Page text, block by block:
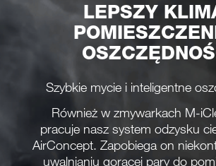
LEPSZY
Szybkie mycie i inteligentne
Również w zmywarkach M-
pracuje nasz system odzysku
AirConcept. Zapobiega on
uwalnianiu gorącej pary do